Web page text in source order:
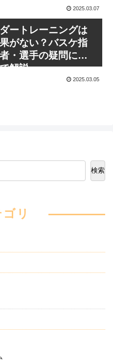
2025.03.07
ートレーニングは
がない？バスケ指
・選手の疑問に論
解説
2025.03.05
検索
リ